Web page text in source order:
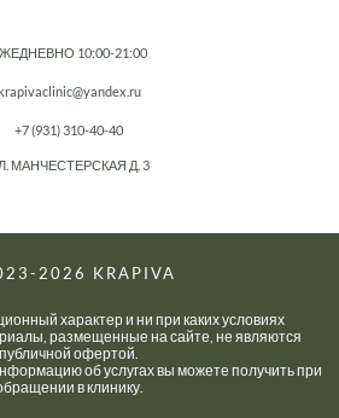
10:00-21:00
krapivaclinic@yandex.ru
+7 (931) 310-40-40
МАНЧЕСТЕРСКАЯ Д. 3
2026 KRAPIVA
характер и ни при каких условиях
размещенные на сайте, не являются
публичной офертой.
об услугах вы можете получить при
в клинику.